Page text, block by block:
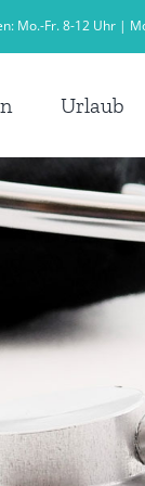
Mo.-Fr. 8-12 Uhr |
Urlaub